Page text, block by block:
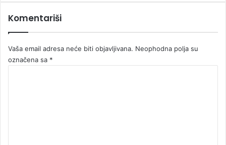
Komentariši
Vaša email adresa neće biti objavljivana. Neophodna polja su
označena sa *